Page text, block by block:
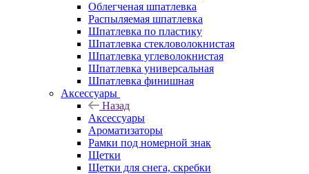
Облегченая шпатлевка
Распыляемая шпатлевка
Шпатлевка по пластику
Шпатлевка стекловолокнистая
Шпатлевка углеволокнистая
Шпатлевка универсальная
Шпатлевка финишная
Аксессуары
Назад
Аксессуары
Ароматизаторы
Рамки под номерной знак
Щетки
Щетки для снега, скребки